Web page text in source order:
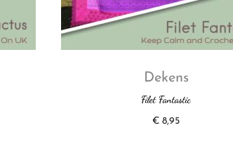
Dekens
Filet Fantastic
€ 8,95